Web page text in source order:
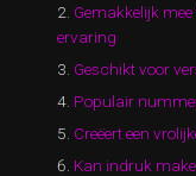
Gemakkelijk
ervaring
Geschikt voor
Populair
Creëert een
Kan indruk